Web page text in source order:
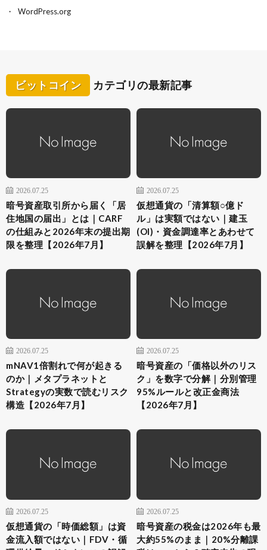
WordPress.org
ビットコイン カテゴリの最新記事
2026.07.25
暗号資産取引所から届く「居
住地国の届出」とは｜CARF
の仕組みと2026年末の提出期
限を整理【2026年7月】
2026.07.25
仮想通貨の「清算額○億ド
ル」は実額ではない｜建玉
(OI)・資金調達率とあわせて
誤解を整理【2026年7月】
2026.07.25
mNAV1倍割れで何が起きる
のか｜メタプラネットと
Strategyの実数で読むリスク
構造【2026年7月】
2026.07.25
暗号資産の「価格以外のリス
ク」を数字で分解｜分別管理
95%ルールと改正金商法
【2026年7月】
2026.07.25
仮想通貨の「時価総額」は資
金流入額ではない｜FDV・循
2026.07.25
暗号資産の税金は2026年も最
大約55%のまま｜20%分離課